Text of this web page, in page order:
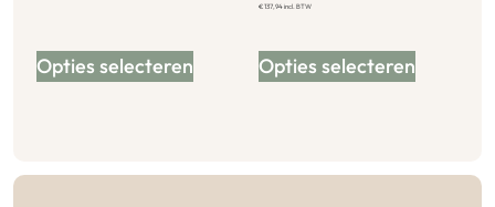
Opties selecteren
€137,94incl. BTW
Opties selecteren